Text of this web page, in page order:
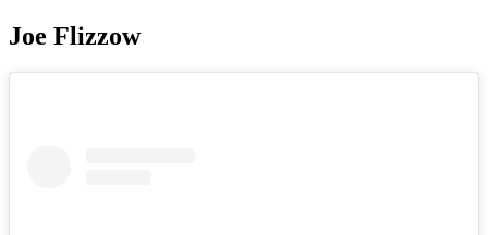
Joe Flizzow